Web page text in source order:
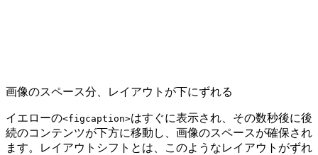
画像のスペース分、レイアウトが下にずれる
イエローの<figcaption>はすぐに表示され、その数秒後に後
続のコンテンツが下方に移動し、画像のスペースが確保され
ます。レイアウトシフトとは、このようなレイアウトがずれ